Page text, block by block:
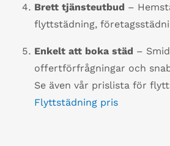
Brett tjänsteutbud –
flyttstädning,
Enkelt att boka städ –
offertförfrågningar och
Se även vår prislista för
Flyttstädning pris